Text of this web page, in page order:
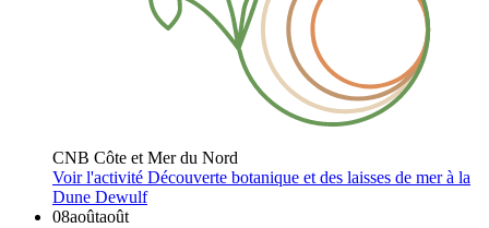
CNB Côte et Mer du Nord
Voir l'activité Découverte botanique et des laisses de mer à la
Dune Dewulf
08aoûtaoût